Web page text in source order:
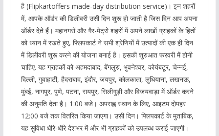
है (Flipkartoffers made-day distribution service)। इन शहरों
में, आपके ऑर्डर की डिलीवरी उसी दिन शुरू हो जाती है जिस दिन आप अपना
ऑर्डर देते हैं। महानगरों और गैर-मेट्रो शहरों में अपने लाखों ग्राहकों के हितों
को ध्यान में रखते हुए, फ्लिपकार्ट ने सभी श्रेणियों में उत्पादों की एक ही दिन
में डिलीवरी शुरू करने की योजना बनाई है। इसकी शुरुआत फरवरी में होनी
चाहिए. यह ग्राहकों को अहमदाबाद, बेंगलुरु, भुवनेश्वर, कोयंबटूर, चेन्नई,
दिल्ली, गुवाहाटी, हैदराबाद, इंदौर, जयपुर, कोलकाता, लुधियाना, लखनऊ,
मुंबई, नागपुर, पुणे, पटना, रायपुर, सिलीगुड़ी और विजयवाड़ा में ऑर्डर करने
की अनुमति देता है। 1:00 बजे। अपराह्न स्थान के लिए, आइटम दोपहर
12:00 बजे तक वितरित किया जाएगा। उसी दिन। फ्लिपकार्ट के मुताबिक,
यह सुविधा धीरे-धीरे देशभर में और भी ग्राहकों को उपलब्ध कराई जाएगी।